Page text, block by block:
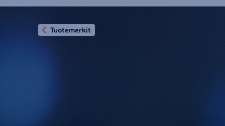
Tuotemerkit